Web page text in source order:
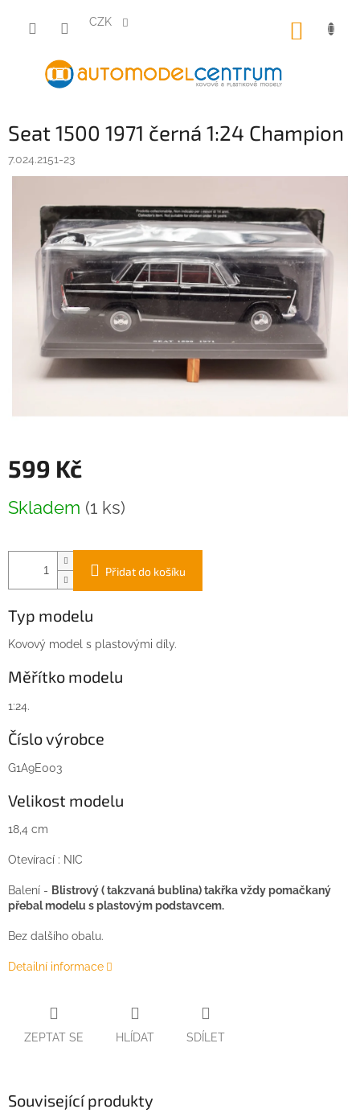
obsah
CZK
Seat 1500 1971 černá 1:24 Champion
7.024.2151-23
599 Kč
cena:
Skladem (1 ks)
Přidat do košíku
Typ modelu
Kovový model s plastovými díly.
Měřítko modelu
1:24.
Číslo výrobce
G1A9E003
Velikost modelu
18,4 cm
Otevírací : NIC
Balení - Blistrový ( takzvaná bublina) takřka vždy pomačkaný
přebal modelu s plastovým podstavcem.
Bez dalšího obalu.
Detailní informace
ZEPTAT SE HLÍDAT SDÍLET
Související produkty